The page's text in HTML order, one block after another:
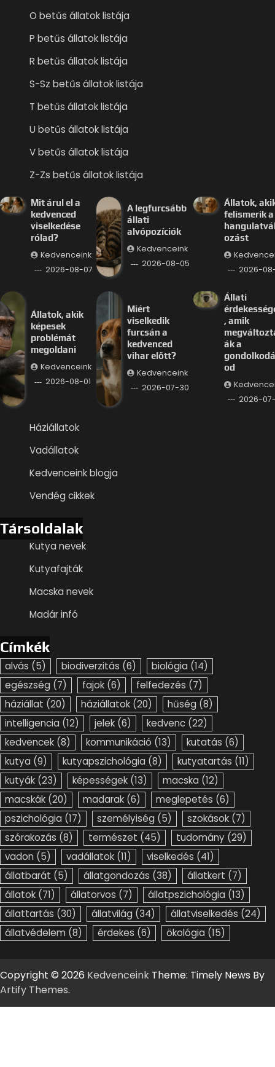
O betűs állatok listája
P betűs állatok listája
R betűs állatok listája
S-Sz betűs állatok listája
T betűs állatok listája
U betűs állatok listája
V betűs állatok listája
Z-Zs betűs állatok listája
Mit árul el a
kedvenced
viselkedése
rólad?
Kedvenceink
2026-08-07
A legfurcsább
állati
alvópozíciók
Kedvenceink
2026-08-05
Állatok,
felismerik a
ozást
2026-
Állatok, akik
képesek
problémát
megoldani
Kedvenceink
2026-08-01
Miért
viselkedik
furcsán a
kedvenced
vihar előtt?
Kedvenceink
2026-07-30
Állati
, amik
ák a
od
2026-
Háziállatok
Vadállatok
Kedvenceink blogja
Vendég cikkek
Társoldalak
Kutya nevek
Kutyafajták
Macska nevek
Madár infó
Címkék
alvás (5) biodiverzitás (6) biológia (14)
egészség (7) fajok (6) felfedezés (7)
háziállat (20) háziállatok (20) hűség (8)
intelligencia (12) jelek (6) kedvenc (22)
kedvencek (8) kommunikáció (13) kutatás (6)
kutya (9) kutyapszichológia (8) kutyatartás (11)
kutyák (23) képességek (13) macska (12)
macskák (20) madarak (6) meglepetés (6)
pszichológia (17) személyiség (5) szokások (7)
szórakozás (8) természet (45) tudomány (29)
vadon (5) vadállatok (11) viselkedés (41)
állatbarát (5) állatgondozás (38) állatkert (7)
állatok (71) állatorvos (7) állatpszichológia (13)
állattartás (30) állatvilág (34) állatviselkedés (24)
állatvédelem (8) érdekes (6) ökológia (15)
Copyright © 2026 Kedvenceink Theme: Timely News By
Artify Themes.